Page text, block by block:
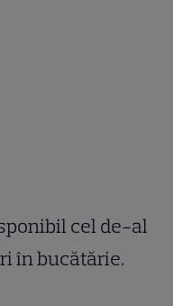
cel de-al
în bucătărie.